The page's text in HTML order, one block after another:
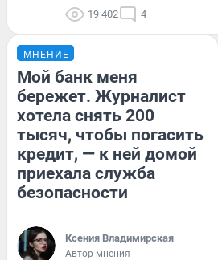
19 402 4
МНЕНИЕ
Мой банк меня
бережет. Журналист
хотела снять 200
тысяч, чтобы погасить
кредит, — к ней домой
приехала служба
безопасности
Ксения Владимирская
Автор мнения